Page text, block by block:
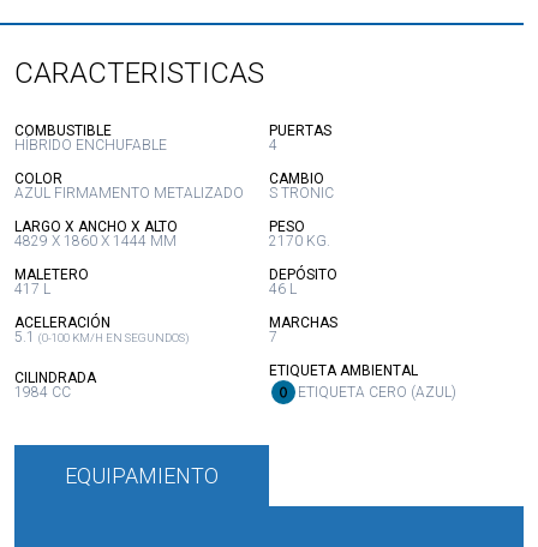
CARACTERISTICAS
COMBUSTIBLE:
HÍBRIDO ENCHUFABLE
PUERTAS:
4
COLOR
AZUL FIRMAMENTO METALIZADO
CAMBIO
S TRONIC
LARGO X ANCHO X ALTO
4829 X 1860 X 1444 MM
PESO
2170 KG.
MALETERO
417 L
DEPÓSITO
46 L
ACELERACIÓN
5.1 (0-100 KM/H EN SEGUNDOS)
MARCHAS:
7
CILINDRADA:
1984 CC
ETIQUETA AMBIENTAL
ETIQUETA CERO (AZUL)
EQUIPAMIENTO